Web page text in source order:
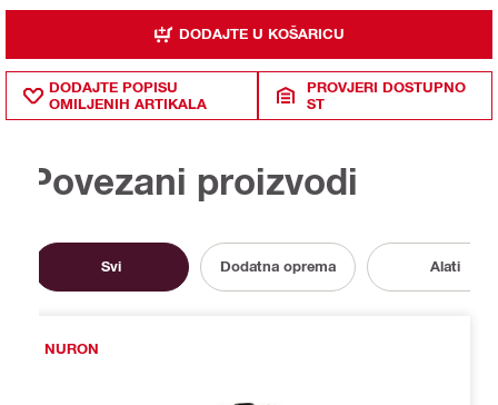
DODAJTE U KOŠARICU
DODAJTE POPISU
OMILJENIH ARTIKALA
PROVJERI DOSTUPNO
ST
Povezani proizvodi
Svi Dodatna oprema Alati
NURON